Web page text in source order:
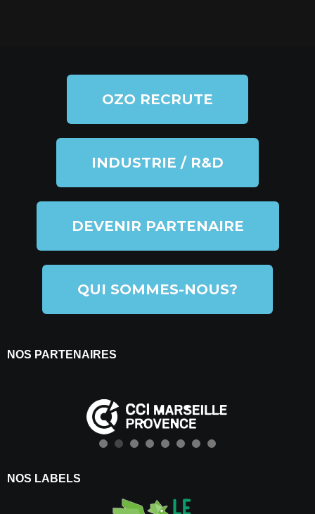
OZO RECRUTE
INDUSTRIE / R&D
DEVENIR PARTENAIRE
QUI SOMMES-NOUS?
NOS PARTENAIRES
NOS LABELS